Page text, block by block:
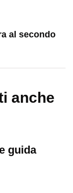
al secondo
anche
guida